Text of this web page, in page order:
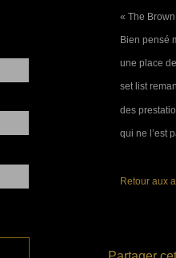
« The
Bien pensé
une place
set list
des
qui ne l’est
Retour aux